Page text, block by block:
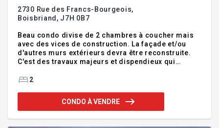
2730 Rue des Francs-Bourgeois,
Boisbriand, J7H 0B7
Beau condo divise de 2 chambres à coucher mais
avec des vices de construction. La façade et/ou
d'autres murs extérieurs devra être reconstruite.
C'est des travaux majeurs et dispendieux qui
bâtiment par cotisation spéciale. Le courtier sur
Vente sous contrôle de justice de gré à gré vendue
sans garantie aux risques et périls de l'acheteur /
2
CONDO À VENDRE